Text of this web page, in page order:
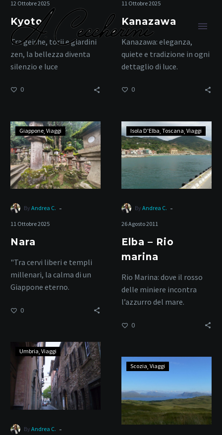
Home Tag
12 Ottobre 2025
Kyoto
Tra geishe, torii e giardini
zen, la bellezza diventa
silenzio e luce
0
11 Ottobre 2025
Kanazawa
Kanazawa: eleganza,
quiete e tradizione in ogni
dettaglio di luce.
0
Nara
Giappone Viaggi
By Andrea C. -
11 Ottobre 2025
Nara
"Tra cervi liberi e templi
millenari, la calma di un
Giappone eterno.
0
Elba
–
Rio
marina
Isola D'Elba Toscana Viaggi
By Andrea C. -
26 Agosto 2011
Elba – Rio
marina
Rio Marina: dove il rosso
delle miniere incontra
l’azzurro del mare.
0
Spello
Umbria Viaggi
By Andrea C. -
Scozia
Scozia Viaggi